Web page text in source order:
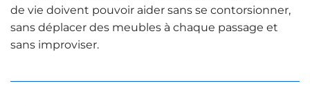
de vie doivent pouvoir aider sans se contorsionner,
sans déplacer des meubles à chaque passage et
sans improviser.